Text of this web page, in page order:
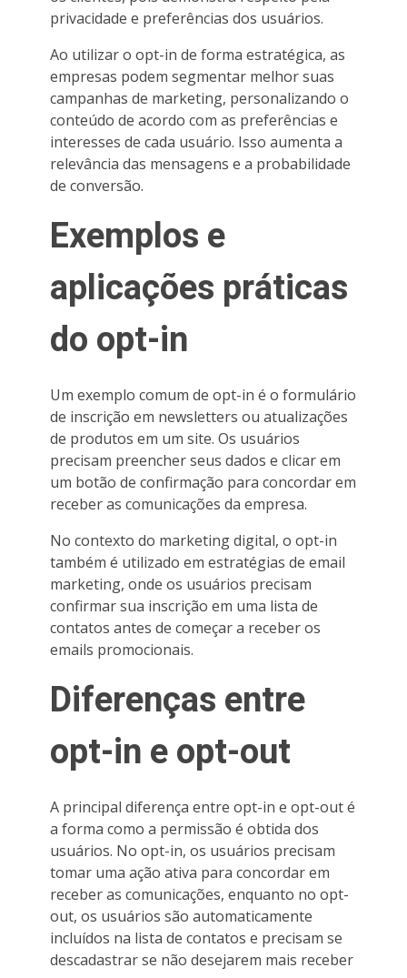
privacidade e preferências dos usuários.
Ao utilizar o opt-in de forma estratégica, as
empresas podem segmentar melhor suas
campanhas de marketing, personalizando o
conteúdo de acordo com as preferências e
interesses de cada usuário. Isso aumenta a
relevância das mensagens e a probabilidade
de conversão.
Exemplos e
aplicações práticas
do opt-in
Um exemplo comum de opt-in é o formulário
de inscrição em newsletters ou atualizações
de produtos em um site. Os usuários
precisam preencher seus dados e clicar em
um botão de confirmação para concordar em
receber as comunicações da empresa.
No contexto do marketing digital, o opt-in
também é utilizado em estratégias de email
marketing, onde os usuários precisam
confirmar sua inscrição em uma lista de
contatos antes de começar a receber os
emails promocionais.
Diferenças entre
opt-in e opt-out
A principal diferença entre opt-in e opt-out é
a forma como a permissão é obtida dos
usuários. No opt-in, os usuários precisam
tomar uma ação ativa para concordar em
receber as comunicações, enquanto no opt-
out, os usuários são automaticamente
incluídos na lista de contatos e precisam se
descadastrar se não desejarem mais receber